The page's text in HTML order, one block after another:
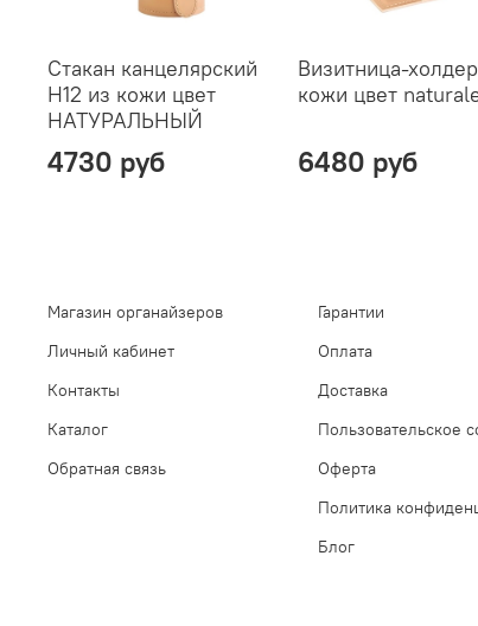
Стакан канцелярский
H12 из кожи цвет
НАТУРАЛЬНЫЙ
4730 руб
Визитница-
кожи цвет
6480 руб
Магазин органайзеров
Личный кабинет
Контакты
Каталог
Обратная связь
Гарантии
Оплата
Доставка
Пользовательское
Оферта
Политика
Блог